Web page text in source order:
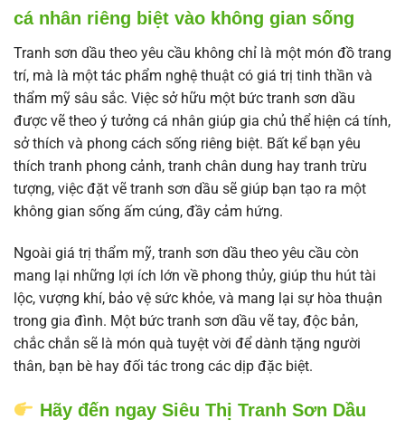
cá nhân riêng biệt vào không gian sống
Tranh sơn dầu theo yêu cầu không chỉ là một món đồ trang
trí, mà là một tác phẩm nghệ thuật có giá trị tinh thần và
thẩm mỹ sâu sắc. Việc sở hữu một bức tranh sơn dầu
được vẽ theo ý tưởng cá nhân giúp gia chủ thể hiện cá tính,
sở thích và phong cách sống riêng biệt. Bất kể bạn yêu
thích tranh phong cảnh, tranh chân dung hay tranh trừu
tượng, việc đặt vẽ tranh sơn dầu sẽ giúp bạn tạo ra một
không gian sống ấm cúng, đầy cảm hứng.
Ngoài giá trị thẩm mỹ, tranh sơn dầu theo yêu cầu còn
mang lại những lợi ích lớn về phong thủy, giúp thu hút tài
lộc, vượng khí, bảo vệ sức khỏe, và mang lại sự hòa thuận
trong gia đình. Một bức tranh sơn dầu vẽ tay, độc bản,
chắc chắn sẽ là món quà tuyệt vời để dành tặng người
thân, bạn bè hay đối tác trong các dịp đặc biệt.
Hãy đến ngay Siêu Thị Tranh Sơn Dầu